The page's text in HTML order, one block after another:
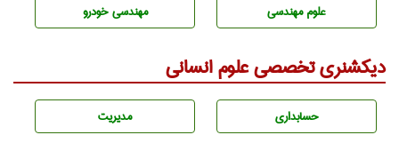
علوم مهندسی مهندسی خودرو
دیکشنری تخصصی علوم انسانی
حسابداری مديريت